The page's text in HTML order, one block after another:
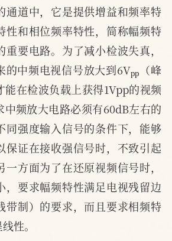
通道中，它是提供增益和频率特
性和相位频率特性，简称幅频特
要电路。为了减小检波失真，
的中频电视信号放大到6Vpp（峰
在检波负载上获得1Vpp的视频
中频放大电路必须有60dB左右的
同强度输入信号的条件下，能够
保证在接收强信号时，不致引起
方面为了在还原视频信号时，
，要求幅频特性满足电视残留边
带制）的要求，而且要求相频特
性。